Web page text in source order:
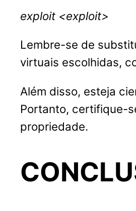
exploit <exploit>
Lembre-se de
virtuais escolhidas,
Além disso, esteja
Portanto, certifique-
propriedade.